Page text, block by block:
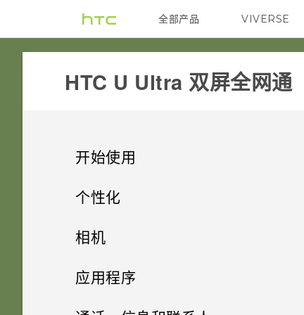
全部产品
VIVE VIVERSE
HTC U Ultra 双屏全网通‎
开始使用
精彩功能
相机的特别之处
身临其境的音效
个性化
主屏幕布局和字体
设置主屏幕壁纸
更改默认字体大小
相机
拍摄照片和视频
相机屏幕
应用程序
安装和删除应用程序